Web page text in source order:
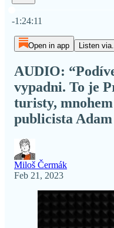
-1:24:11
Open in app Listen
AUDIO:
vypadni. To je
turisty,
publicista
Miloš Čermák
Feb 21, 2023